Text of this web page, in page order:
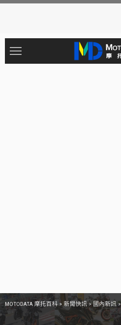
MOTODATA 摩托百科 > 新聞快訊>國內新訊>